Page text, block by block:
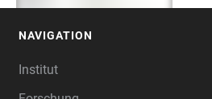
NAVIGATION
Institut